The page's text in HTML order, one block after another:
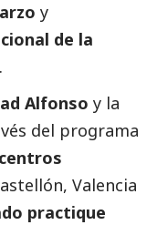
y
de la
.
Alfonso y la
del programa
Valencia
practique